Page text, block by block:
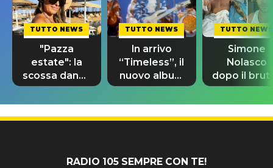
TUTTO NEWS
"Pazza
estate": la
scossa dance
di Sara
Tommasi
TUTTO NEWS
In arrivo
“Timeless”, il
nuovo album
di Prince con
10 brani
inediti
TUTTO NEWS
Simone
Nolasco
dopo il
incidente:
"Sono così
grato alla
RADIO 105 SEMPRE CON TE!